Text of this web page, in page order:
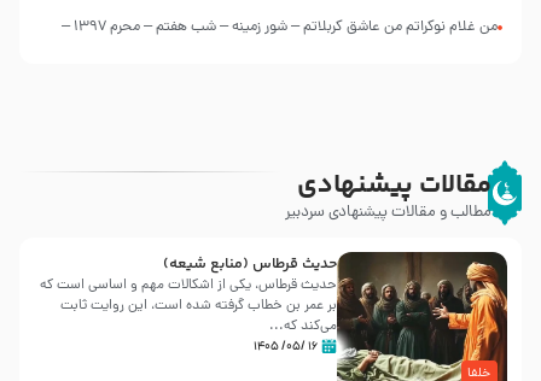
من غلام نوکراتم من عاشق کربلاتم – شور زمینه – شب هفتم – محرم 1397 –
مقالات پیشنهادی
مطالب و مقالات پیشنهادی سردبیر
خلفا
حدیث قرطاس (منابع شیعه)
حدیث قرطاس، یکی از اشکالات مهم و اساسی است که
بر عمر بن خطاب گرفته شده است، این روایت ثابت
می‌کند که...
۱۶ /۰۵/ ۱۴۰۵